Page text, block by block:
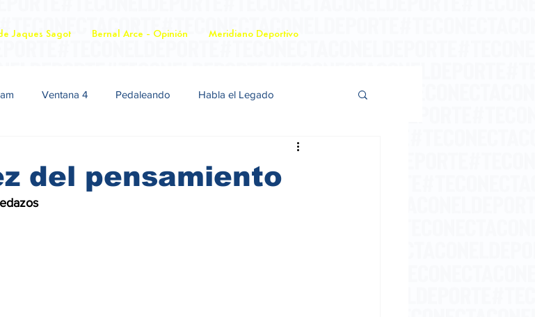
Jaques Sagot Bernal Arce - Opinión Meridiano Deportivo
Ventana 4 Pedaleando Habla el Legado
del pensamiento